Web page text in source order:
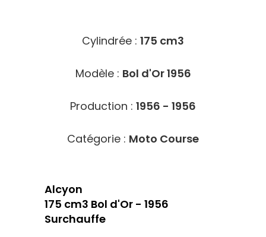
Cylindrée : 175 cm3
Modèle : Bol d'Or 1956
Production : 1956 - 1956
Catégorie : Moto Course
Alcyon
175 cm3 Bol d'Or - 1956
Surchauffe